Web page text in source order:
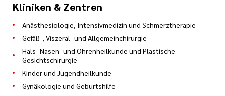
Kliniken & Zentren
Anästhesiologie, Intensivmedizin und Schmerztherapie
Gefäß-, Viszeral- und Allgemeinchirurgie
Hals- Nasen- und Ohrenheilkunde und Plastische
Gesichtschirurgie
Kinder und Jugendheilkunde
Gynäkologie und Geburtshilfe